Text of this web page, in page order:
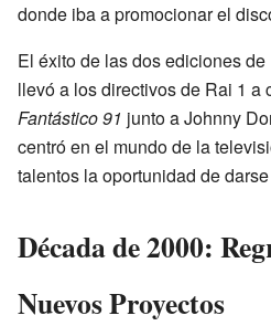
donde iba a promocionar el
El éxito de las dos ediciones de
llevó a los directivos de Rai 1 a
Fantástico 91 junto a Johnny
centró en el mundo de la
talentos la oportunidad de
Década de 2000:
Nuevos Proyectos